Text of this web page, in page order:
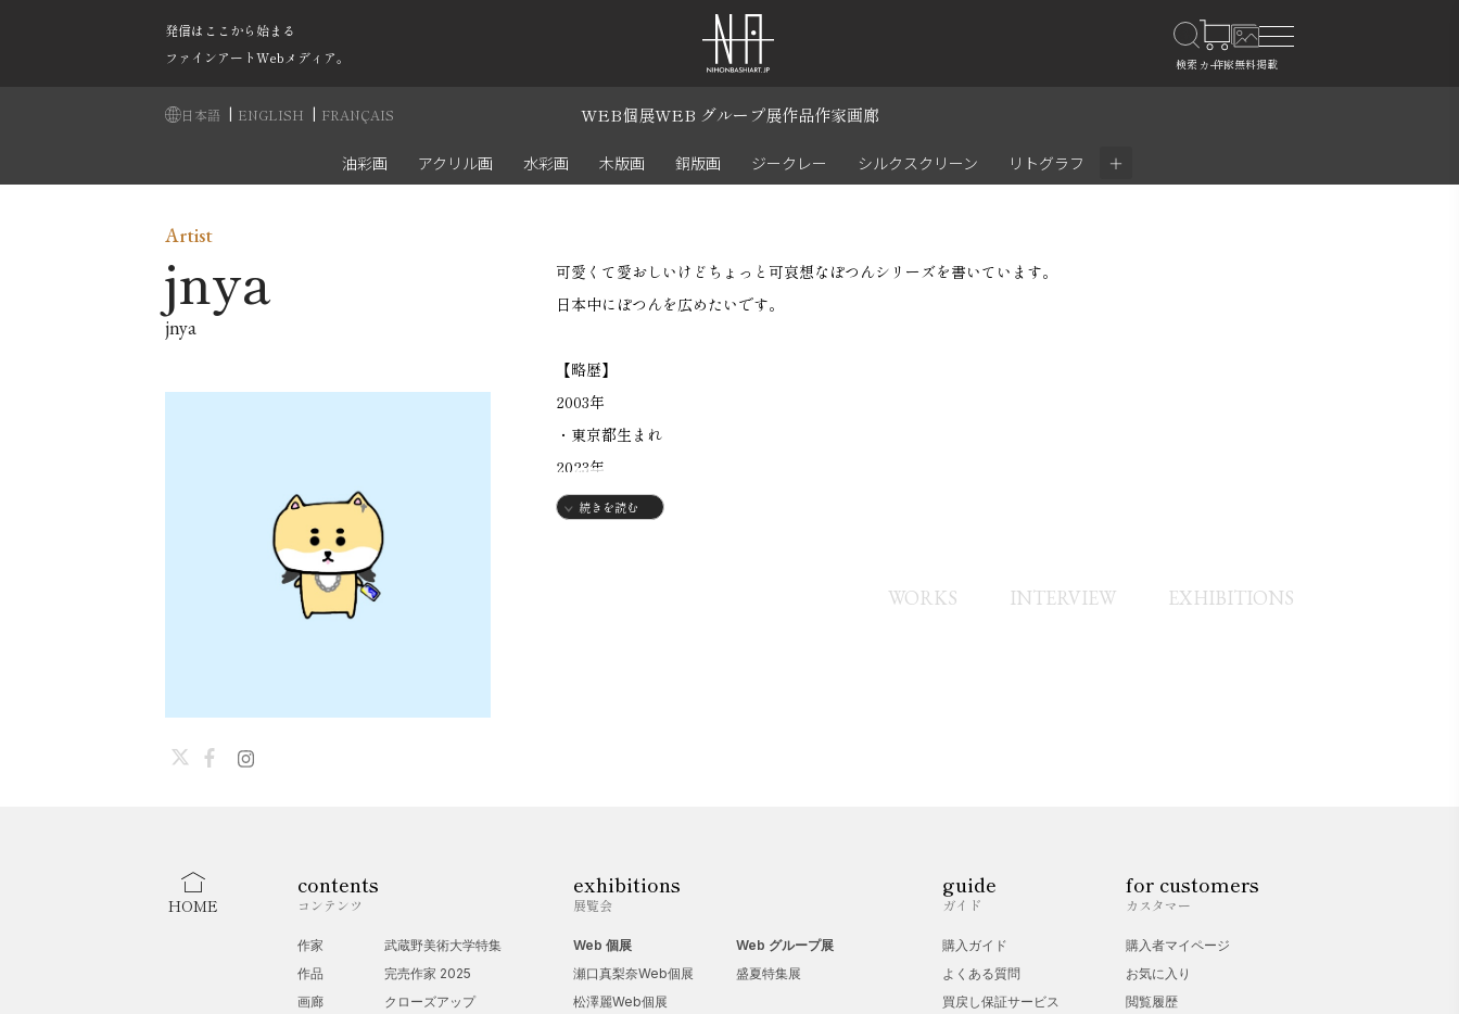
発信はここから始まる
ファインアートWebメディア。
日本語 | ENGLISH | FRANÇAIS WEB個展WEB グループ展作品作家画廊
油彩画 アクリル画 水彩画 木版画 銅版画 ジークレー シルクスクリーン リトグラフ ＋
可愛くて愛おしいけどちょっと可哀想なぽつんシリーズを書いています。
日本中にぽつんを広めたいです。
【略歴】
2003年
・東京都生まれ
2023年
・jnyaとしてイラストレーター活動開始
続きを読む
Artist
jnya
jnya
WORKS INTERVIEW EXHIBITIONS
HOME
contents
コンテンツ
作家
作品
画廊
武蔵野美術大学特集
完売作家 2025
クローズアップ
exhibitions
展覧会
Web 個展
瀬口真梨奈Web個展
松澤麗Web個展
Web グループ展
盛夏特集展
guide
ガイド
購入ガイド
よくある質問
買戻し保証サービス
for customers
カスタマー
購入者マイページ
お気に入り
閲覧履歴